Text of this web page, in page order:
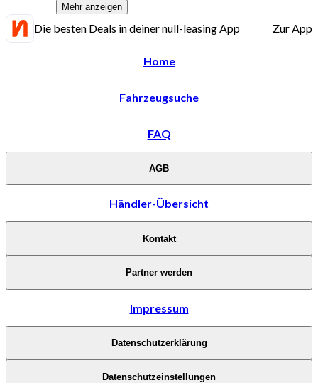
Mehr anzeigen
Die besten Deals in deiner null-leasing App Zur App
Home
Fahrzeugsuche
FAQ
AGB
Händler-Übersicht
Kontakt
Partner werden
Impressum
Datenschutzerklärung
Datenschutzeinstellungen